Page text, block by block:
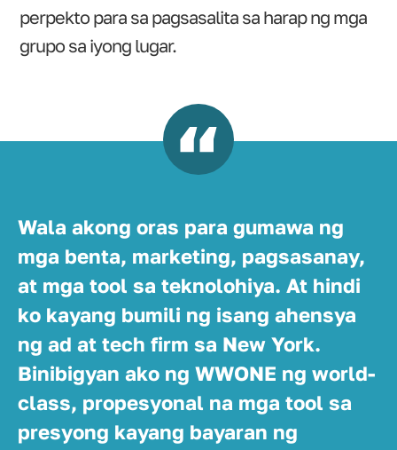
perpekto para sa pagsasalita sa harap ng mga
grupo sa iyong lugar.
Wala akong oras para gumawa ng
mga benta, marketing, pagsasanay,
at mga tool sa teknolohiya. At hindi
ko kayang bumili ng isang ahensya
ng ad at tech firm sa New York.
Binibigyan ako ng WWONE ng world-
class, propesyonal na mga tool sa
presyong kayang bayaran ng